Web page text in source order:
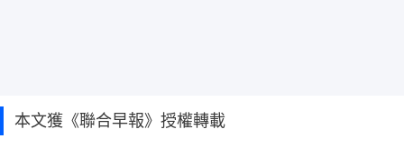
本文獲《聯合早報》授權轉載